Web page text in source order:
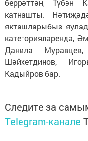
беррәттән, Түбән
катнашты.
якташларыбыз
категорияләрендә,
Данила
Шәйхетдинов,
Кадыйров бар.
Следите за
Telegram-канале